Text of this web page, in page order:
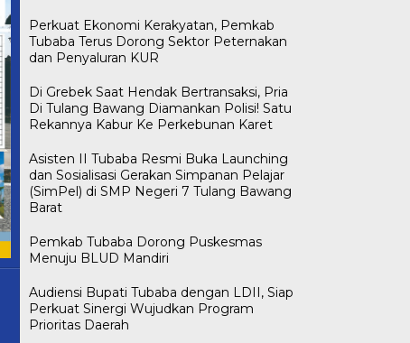
Perkuat Ekonomi Kerakyatan, Pemkab
Tubaba Terus Dorong Sektor Peternakan
dan Penyaluran KUR
Di Grebek Saat Hendak Bertransaksi, Pria
Di Tulang Bawang Diamankan Polisi! Satu
Rekannya Kabur Ke Perkebunan Karet
Asisten II Tubaba Resmi Buka Launching
dan Sosialisasi Gerakan Simpanan Pelajar
(SimPel) di SMP Negeri 7 Tulang Bawang
Barat
Pemkab Tubaba Dorong Puskesmas
Menuju BLUD Mandiri
Audiensi Bupati Tubaba dengan LDII, Siap
Perkuat Sinergi Wujudkan Program
Prioritas Daerah